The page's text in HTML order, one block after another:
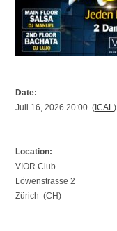
Date:
Juli 16, 2026 20:00 (ICAL)
Location:
VIOR Club
Löwenstrasse 2
Zürich (CH)